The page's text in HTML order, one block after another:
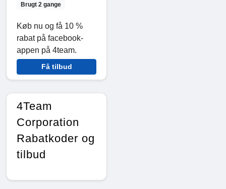
Brugt 2 gange
Køb nu og få 10 %
rabat på facebook-
appen på 4team.
Få tilbud
4Team
Corporation
Rabatkoder og
tilbud